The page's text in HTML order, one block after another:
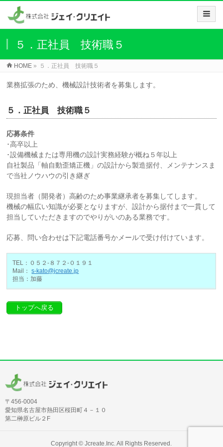
５．正社員 技術職５
HOME » ５．正社員 技術職５
業務拡張のため、機械設計技術者を募集します。
５．正社員 技術職５
応募条件
･高卒以上
･設備機械または専用機の設計実務経験が概ね５年以上
自社製品「軸自動歪矯正機」の設計から製造据付、メンテナンスま
で当社ノウハウの引き継ぎ
現担当者（開発者）高齢のため事業継承者を募集してします。
機械の幅広い知識が必要となりますが、設計から据付まで一貫して
担当していただきますのでやりがいのある業務です。
応募、問い合わせは下記電話番号かメールで受け付けています。
TEL：０５２-８７２-０１９１
Mail：s-kato@jcreate.jp
担当：加藤
トップへ戻る
〒456-0004
愛知県名古屋市熱田区桜田町４－１０
第二榊原ビル２F
Copyright ©Jcreate.Inc. All Rights Reserved.